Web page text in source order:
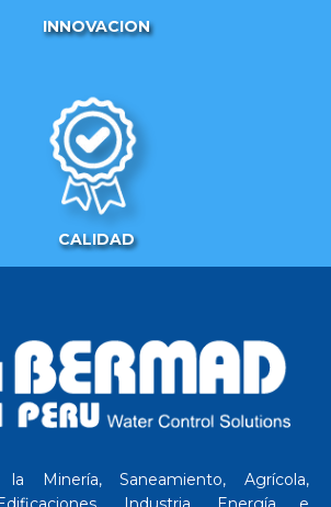
INNOVACION
CALIDAD
la Minería, Saneamiento, Agrícola,